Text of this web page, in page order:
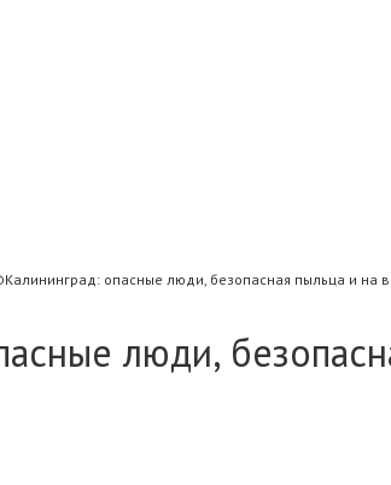
опасные люди, безопасная пыльца и на
люди,